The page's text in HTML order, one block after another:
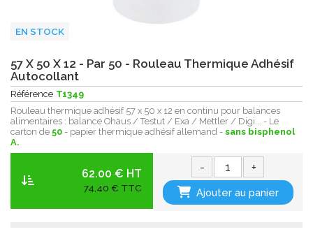
EN STOCK
57 X 50 X 12 - Par 50 - Rouleau Thermique Adhésif
Autocollant
Référence T1349
Rouleau thermique adhésif 57 x 50 x 12 en continu pour balances
alimentaires : balance Ohaus / Testut / Exa / Mettler / Digi... - Le
carton de 50 - papier thermique adhésif allemand - sans bisphenol
A.
62.00 € HT
74,40 € TTC
- +
Ajouter au panier